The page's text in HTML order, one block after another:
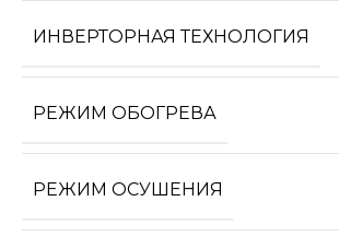
ИНВЕРТОРНАЯ ТЕХНОЛОГИЯ
РЕЖИМ ОБОГРЕВА
РЕЖИМ ОСУШЕНИЯ